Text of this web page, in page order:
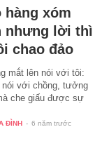
hàng xóm
nhưng lời thì
chao đảo
mắt lên nói với tôi:
nói với chồng, tưởng
che giấu được sự
ĐÌNH - 6 năm trước